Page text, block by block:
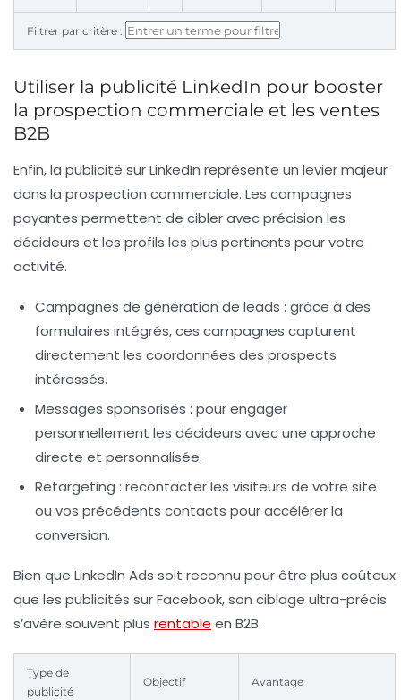
Filtrer par critère :
Utiliser la publicité LinkedIn pour booster
la prospection commerciale et les ventes
B2B
Enfin, la publicité sur LinkedIn représente un levier majeur
dans la prospection commerciale. Les campagnes
payantes permettent de cibler avec précision les
décideurs et les profils les plus pertinents pour votre
activité.
Campagnes de génération de leads : grâce à des
formulaires intégrés, ces campagnes capturent
directement les coordonnées des prospects
intéressés.
Messages sponsorisés : pour engager
personnellement les décideurs avec une approche
directe et personnalisée.
Retargeting : recontacter les visiteurs de votre site
ou vos précédents contacts pour accélérer la
conversion.
Bien que LinkedIn Ads soit reconnu pour être plus coûteux
que les publicités sur Facebook, son ciblage ultra-précis
s’avère souvent plus rentable en B2B.
Type de
publicité
Objectif Avantage